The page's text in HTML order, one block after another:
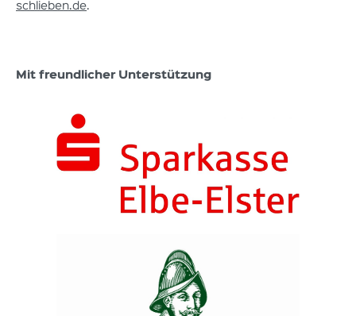
schlieben.de.
Mit freundlicher Unterstützung